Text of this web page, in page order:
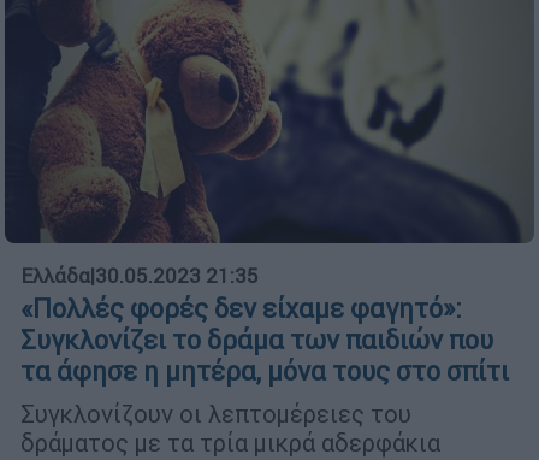
Ελλάδα|30.05.2023 21:35
«Πολλές φορές δεν είχαμε φαγητό»:
Συγκλονίζει το δράμα των παιδιών που
τα άφησε η μητέρα, μόνα τους στο σπίτι
Συγκλονίζουν οι λεπτομέρειες του
δράματος με τα τρία μικρά αδερφάκια